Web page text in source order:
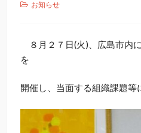
お知らせ
８月２７日(火)、広島市内
を
開催し、当面する組織課題等